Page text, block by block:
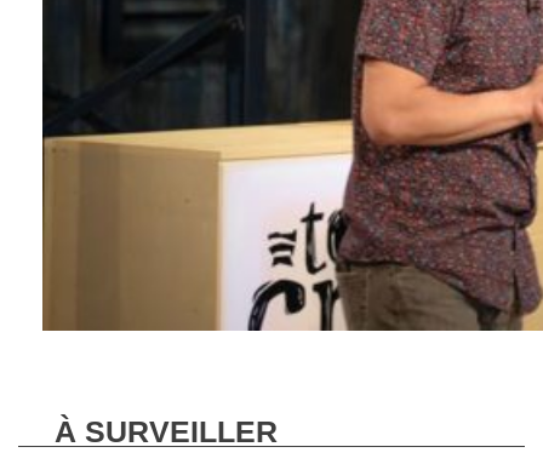
À SURVEILLER